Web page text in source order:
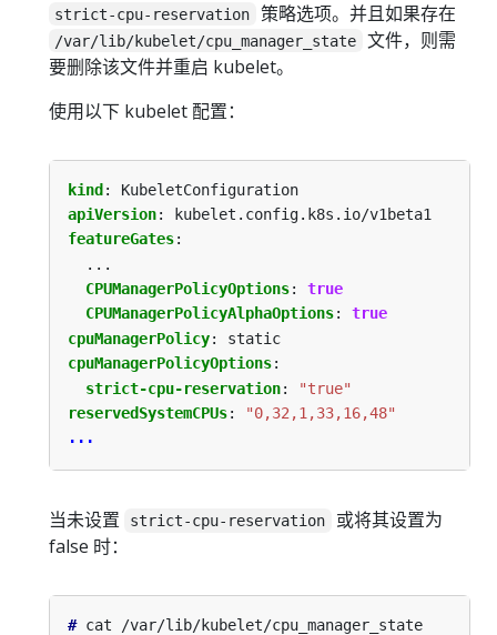
strict-cpu-reservation 策略选项。并且如果存在
/var/lib/kubelet/cpu_manager_state
文件，则需
要删除该文件并重启 kubelet。
使用以下 kubelet 配置：
kind:
KubeletConfiguration
apiVersion:
kubelet.config.k8s.io/v1beta1
featureGates:
...
CPUManagerPolicyOptions:
true
CPUManagerPolicyAlphaOptions:
true
cpuManagerPolicy:
static
cpuManagerPolicyOptions:
strict-cpu-reservation:
"true"
reservedSystemCPUs:
"0,32,1,33,16,48"
...
当未设置 strict-cpu-reservation
或将其设置为
false 时：
#